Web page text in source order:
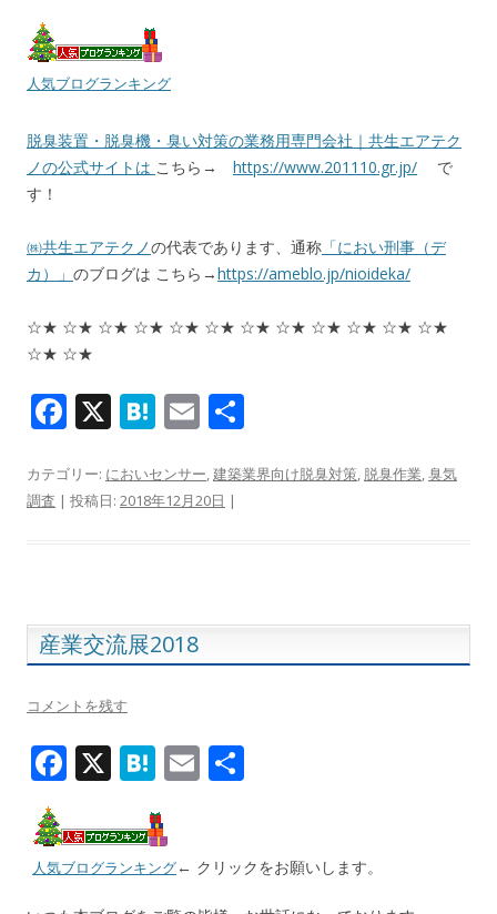
人気ブログランキング
脱臭装置・脱臭機・臭い対策の業務用専門会社｜共生エアテク
ノの公式サイトは こちら→ https://www.201110.gr.jp/ で
す！
㈱共生エアテクノの代表であります、通称 「におい刑事（デ
カ）」 のブログは こちら→https://ameblo.jp/nioideka/
☆★ ☆★ ☆★ ☆★ ☆★ ☆★ ☆★ ☆★ ☆★ ☆★ ☆★ ☆★
☆★ ☆★
F
e
b
k
X H
e
n
E
ai
l
カテゴリー: においセンサー,建築業界向け脱臭対策, 脱臭作業,臭気
調査 | 投稿日: 2018年12月20日 |
産業交流展2018
コメントを残す
F
e
b
o
X H
e
n
a
E
l
人気ブログランキング← クリックをお願いします。